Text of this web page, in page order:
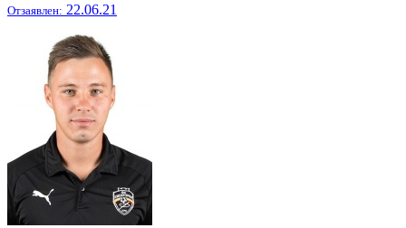
Отзаявлен: 22.06.21